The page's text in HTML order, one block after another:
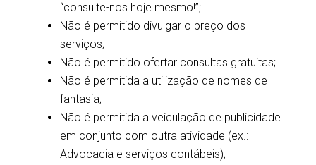
“consulte-nos hoje mesmo!”;
Não é permitido divulgar o preço dos
serviços;
Não é permitido ofertar consultas gratuitas;
Não é permitida a utilização de nomes de
fantasia;
Não é permitida a veiculação de publicidade
em conjunto com outra atividade (ex.:
Advocacia e serviços contábeis);